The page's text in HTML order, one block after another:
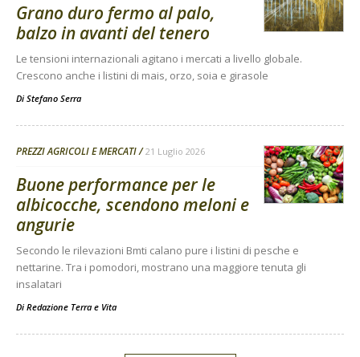
Grano duro fermo al palo,
balzo in avanti del tenero
Le tensioni internazionali agitano i mercati a livello globale.
Crescono anche i listini di mais, orzo, soia e girasole
Di Stefano Serra
PREZZI AGRICOLI E MERCATI 21 Luglio 2026
Buone performance per le
albicocche, scendono meloni e
angurie
Secondo le rilevazioni Bmti calano pure i listini di pesche e
nettarine. Tra i pomodori, mostrano una maggiore tenuta gli
insalatari
Di Redazione Terra e Vita